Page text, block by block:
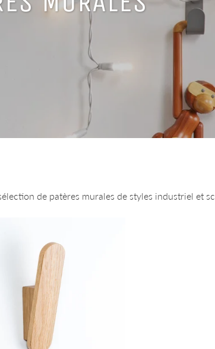
de patères murales de styles industriel et